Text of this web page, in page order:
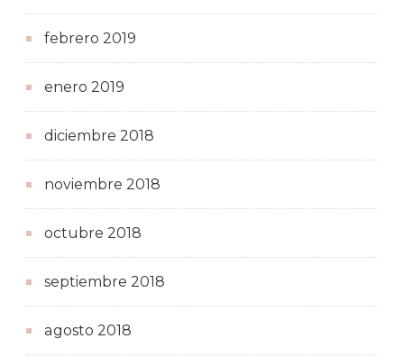
febrero 2019
enero 2019
diciembre 2018
noviembre 2018
octubre 2018
septiembre 2018
agosto 2018